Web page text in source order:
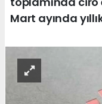
Mart ayında